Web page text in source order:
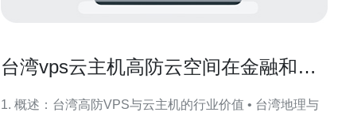
台湾vps云主机高防云空间在金融和游
1. 概述：台湾高防VPS与云主机的行业价值 • 台湾地理与